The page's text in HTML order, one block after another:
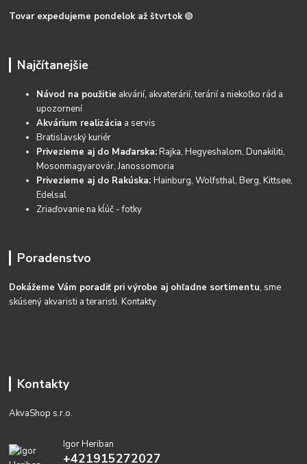
Tovar expedujeme pondelok až štvrtok 🟢
Najčítanejšie
Návod na použitie akvárií, akvaterárií, terárií a niekoľko rád a
upozornení
Akvárium realizácia a servis
Bratislavský kuriér
Privezieme aj do Maďarska:Rajka, Hegyeshalom, Dunakiliti,
Mosonmagyarovár, Janossomoria
Privezieme aj do Rakúska:Hainburg, Wolfsthal, Berg, Kittsee,
Edelsal
Zriaďovanie na kĺúč - fotky
Poradenstvo
Dokážeme Vám poradiť pri výrobe aj ohľadne sortimentu, sme
skúsený akvaristi a teraristi.Kontakty
Kontakty
AkvaShop s.r.o.
Igor Heriban
+421915272027